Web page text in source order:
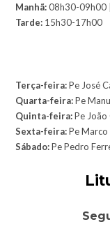
Manhã:08h30-09h00
Tarde:15h30-17h00
Terça-feira:Pe José
Quarta-feira:Pe
Quinta-feira:Pe João
Sexta-feira:Pe Marco
Sábado:Pe Pedro